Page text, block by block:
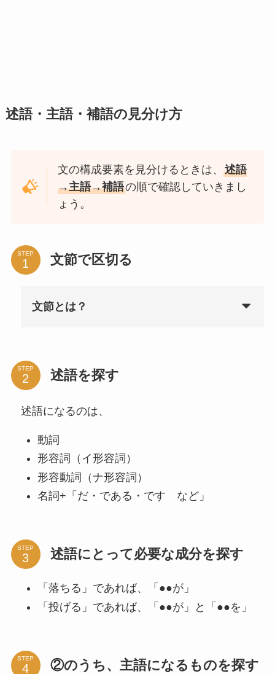
述語・主語・補語の見分け方
文の構成要素を見分けるときは、述語
→主語→補語の順で確認していきまし
ょう。
STEP 文節で区切る
文節とは？
STEP 述語を探す
述語になるのは、
動詞
形容詞（イ形容詞）
形容動詞（ナ形容詞）
名詞+「だ・である・です など」
STEP 述語にとって必要な成分を探す
「落ちる」であれば、「●●が」
「投げる」であれば、「●●が」と「●●を」
STEP ②のうち、主語になるものを探す